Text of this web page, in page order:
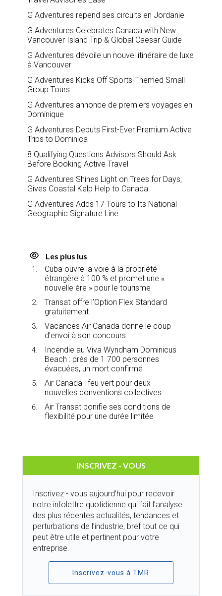
G Adventures repend ses circuits en Jordanie
G Adventures Celebrates Canada with New
Vancouver Island Trip & Global Caesar Guide
G Adventures dévoile un nouvel itinéraire de luxe
à Vancouver
G Adventures Kicks Off Sports-Themed Small
Group Tours
G Adventures annonce de premiers voyages en
Dominique
G Adventures Debuts First-Ever Premium Active
Trips to Dominica
8 Qualifying Questions Advisors Should Ask
Before Booking Active Travel
G Adventures Shines Light on Trees for Days;
Gives Coastal Kelp Help to Canada
G Adventures Adds 17 Tours to Its National
Geographic Signature Line
Les plus lus
Cuba ouvre la voie à la propriété
étrangère à 100 % et promet une «
nouvelle ère » pour le tourisme
Transat offre l’Option Flex Standard
gratuitement
Vacances Air Canada donne le coup
d’envoi à son concours
Incendie au Viva Wyndham Dominicus
Beach : près de 1 700 personnes
évacuées, un mort confirmé
Air Canada : feu vert pour deux
nouvelles conventions collectives
Air Transat bonifie ses conditions de
flexibilité pour une durée limitée
INSCRIVEZ - VOUS
Inscrivez - vous aujourd’hui pour recevoir
notre infolettre quotidienne qui fait l’analyse
des plus récentes actualités, tendances et
perturbations de l’industrie, bref tout ce qui
peut être utile et pertinent pour votre
entreprise.
Inscrivez-vous à TMR